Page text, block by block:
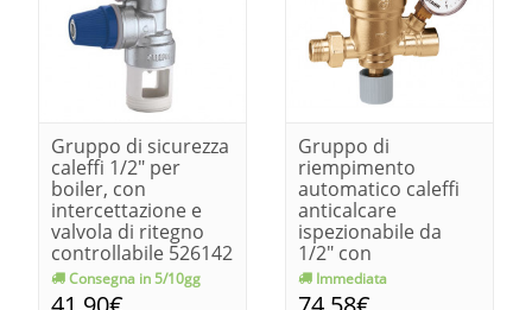
Gruppo di sicurezza
caleffi 1/2" per
boiler, con
intercettazione e
valvola di ritegno
controllabile 526142
Consegna in 5/10gg
Gruppo di
riempimento
automatico caleffi
anticalcare
ispezionabile da
1/2" con
manometro
Immediata